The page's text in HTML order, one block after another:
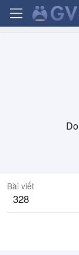
Bài viết
328